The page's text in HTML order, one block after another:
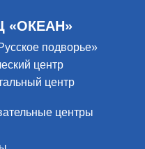
«ОКЕАН»
подворье»
центр
центр
центры